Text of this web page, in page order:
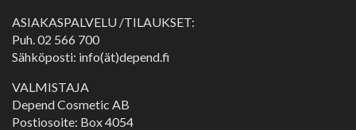
ASIAKASPALVELU /TILAUKSET:
Puh.02 566 700
Sähköposti: info(ät)depend.fi
VALMISTAJA
Depend Cosmetic AB
Postiosoite: Box 4054